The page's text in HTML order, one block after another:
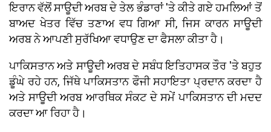
ਇਰਾਨ ਵੱਲੋਂ ਸਾਊਦੀ ਅਰਬ ਦੇ ਤੇਲ ਭੰਡਾਰਾਂ 'ਤੇ ਕੀਤੇ ਗਏ ਹਮਲਿਆਂ ਤੋਂ
ਬਾਅਦ ਖੇਤਰ ਵਿੱਚ ਤਣਾਅ ਵਧ ਗਿਆ ਸੀ, ਜਿਸ ਕਾਰਨ ਸਾਊਦੀ
ਅਰਬ ਨੇ ਆਪਣੀ ਸੁਰੱਖਿਆ ਵਧਾਉਣ ਦਾ ਫੈਸਲਾ ਕੀਤਾ ਹੈ।
ਪਾਕਿਸਤਾਨ ਅਤੇ ਸਾਊਦੀ ਅਰਬ ਦੇ ਸਬੰਧ ਇਤਿਹਾਸਕ ਤੌਰ 'ਤੇ ਬਹੁਤ
ਡੂੰਘੇ ਰਹੇ ਹਨ, ਜਿੱਥੇ ਪਾਕਿਸਤਾਨ ਫੌਜੀ ਸਹਾਇਤਾ ਪ੍ਰਦਾਨ ਕਰਦਾ ਹੈ
ਅਤੇ ਸਾਊਦੀ ਅਰਬ ਆਰਥਿਕ ਸੰਕਟ ਦੇ ਸਮੇਂ ਪਾਕਿਸਤਾਨ ਦੀ ਮਦਦ
ਕਰਦਾ ਆ ਰਿਹਾ ਹੈ।